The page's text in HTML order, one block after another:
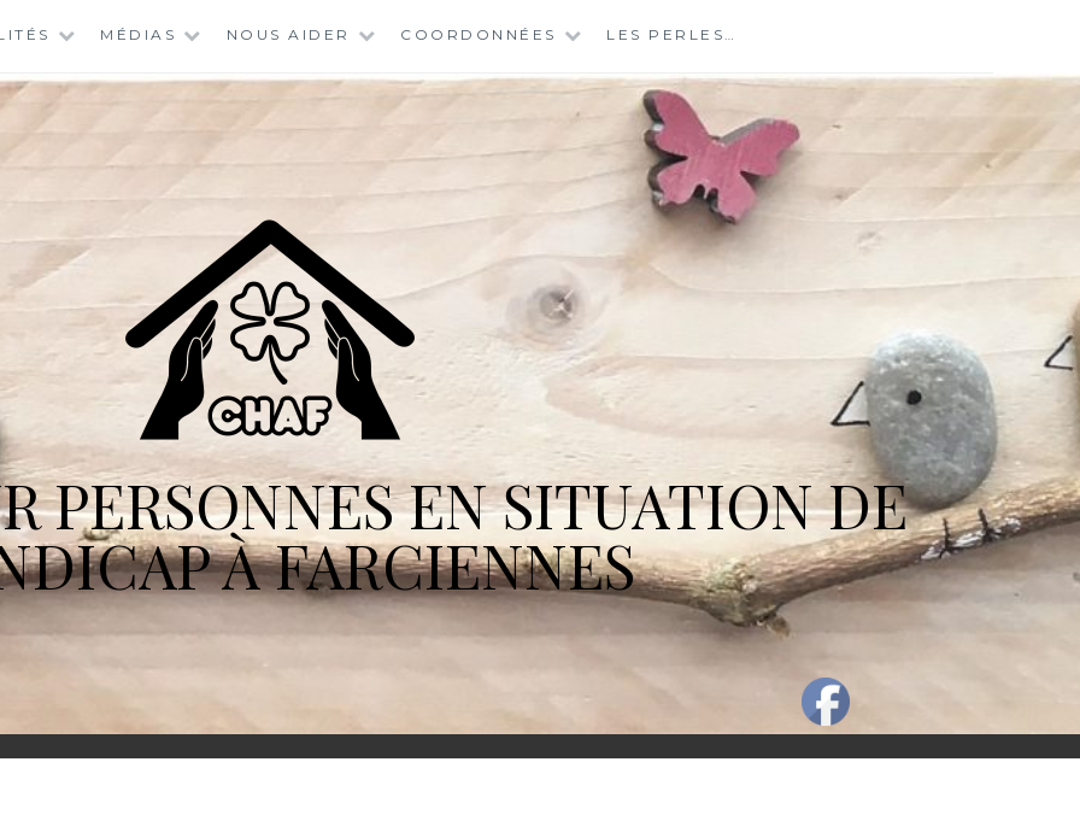
MÉDIAS NOUS AIDER COORDONNÉES LES PERLES…
PERSONNES EN SITUATION DE
À FARCIENNES